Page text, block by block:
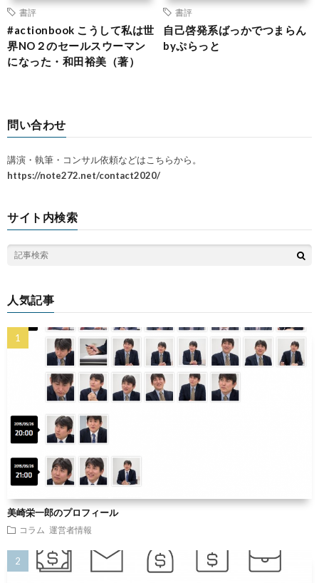
書評
#actionbook こうして私は世
界NO２のセールスウーマン
になった・和田裕美（著）
書評
自己啓発系ばっかでつまらん
byぷらっと
問い合わせ
講演・執筆・コンサル依頼などはこちらから。
https://note272.net/contact2020/
サイト内検索
人気記事
美崎栄一郎のプロフィール
コラム 運営者情報